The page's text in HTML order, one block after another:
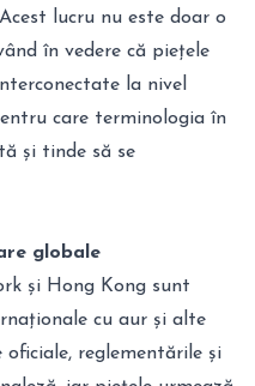
lucru nu este doar o
în vedere că piețele
la nivel
care terminologia în
și tinde să se
globale
și Hong Kong sunt
cu aur și alte
oficiale, reglementările și